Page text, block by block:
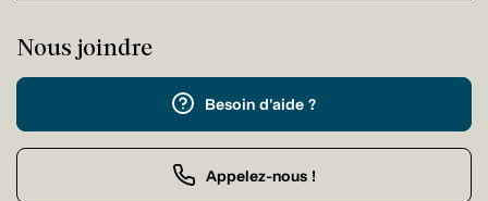
Nous joindre
Besoin d'aide ?
Appelez-nous !